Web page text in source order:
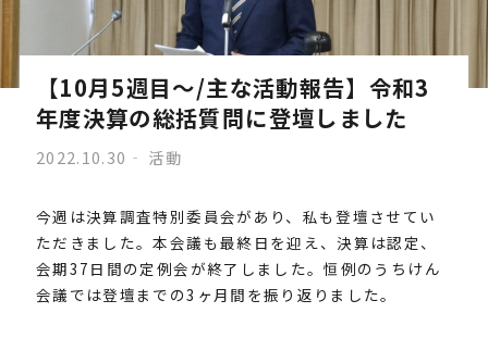
【10月5週目〜/主な活動報告】令和3
年度決算の総括質問に登壇しました
2022.10.30 活動
今週は決算調査特別委員会があり、私も登壇させてい
ただきました。本会議も最終日を迎え、決算は認定、
会期37日間の定例会が終了しました。恒例のうちけん
会議では登壇までの3ヶ月間を振り返りました。